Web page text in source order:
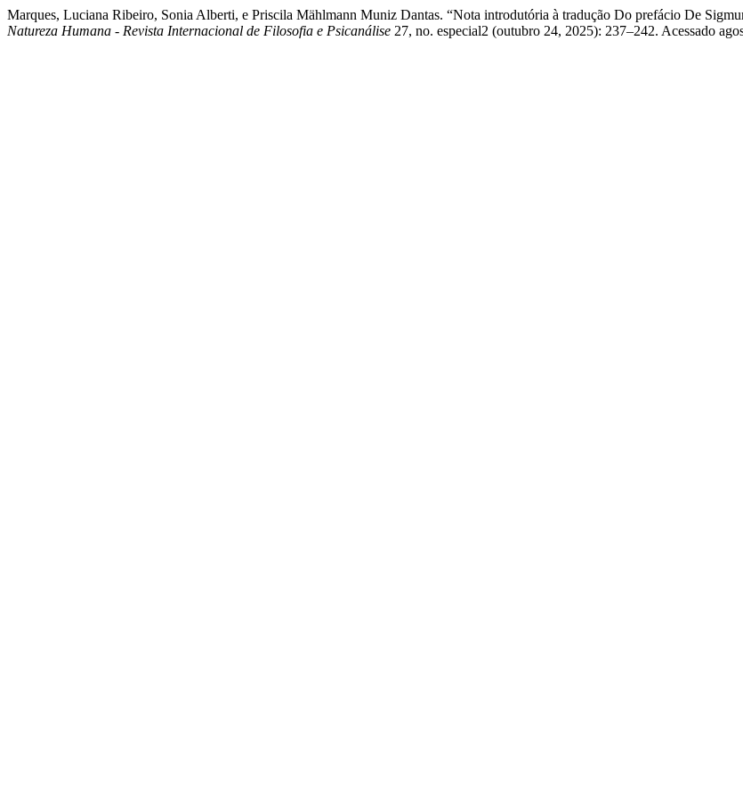
Marques, Luciana Ribeiro, Sonia Alberti, e Priscila Mählmann Muniz Dantas. “Nota introdutória à tradução Do prefácio De
Natureza Humana - Revista Internacional de Filosofia e Psicanálise 27, no. especial2 (outubro 24, 2025): 237–242. Acessado